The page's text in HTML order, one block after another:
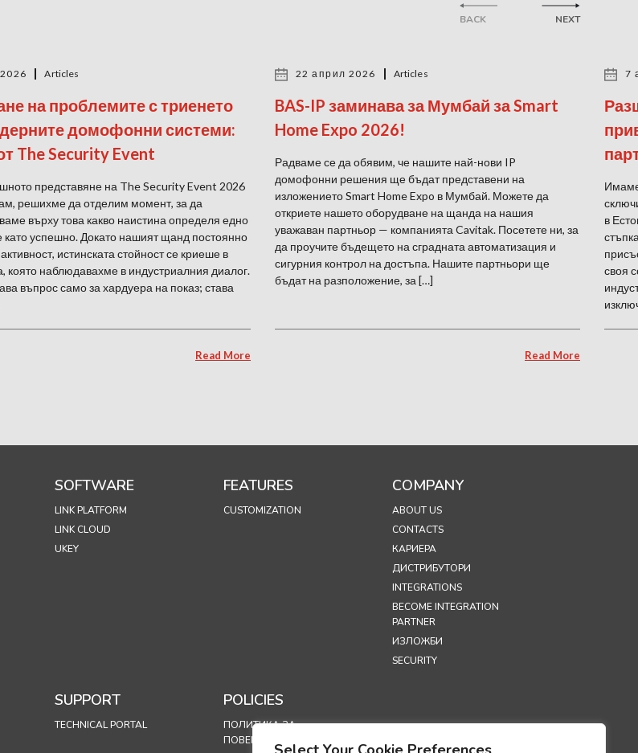
BACK
Articles
на проблемите с триенето
домофонни системи:
The Security Event
представяне на The Security Event 2026
решихме да отделим момент, за да
върху това какво наистина определя едно
като успешно. Докато нашият щанд постоянно
истинската стойност се криеше в
която наблюдавахме в индустриалния диалог.
въпрос само за хардуера на показ; става
Read More
22 април 2026 Articles
BAS-IP заминава за Мумбай за Smart
Home Expo 2026!
Радваме се да обявим, че нашите най-нови IP
домофонни решения ще бъдат представени на
изложението Smart Home Expo в Мумбай. Можете да
откриете нашето оборудване на щанда на нашия
уважаван партньор — компанията Cavitak. Посетете ни, за
да проучите бъдещето на сградната автоматизация и
сигурния контрол на достъпа. Нашите партньори ще
бъдат на разположение, за […]
Read More
7
в
своя
NEXT
SOFTWARE
LINK PLATFORM
LINK CLOUD
UKEY
FEATURES
CUSTOMIZATION
COMPANY
ABOUT US
CONTACTS
КАРИЕРА
ДИСТРИБУТОРИ
INTEGRATIONS
BECOME INTEGRATION
PARTNER
ИЗЛОЖБИ
SECURITY
SUPPORT
TECHNICAL PORTAL
POLICIES
ПОЛИТИКА ЗА
ПОВЕРИТЕЛНОСТ